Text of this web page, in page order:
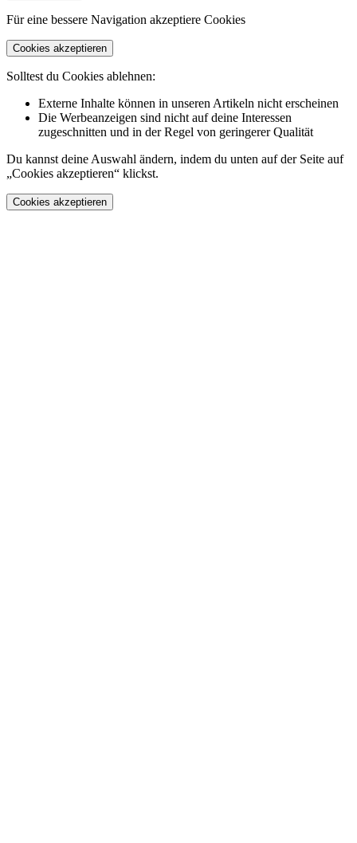
Für eine bessere Navigation akzeptiere Cookies
Cookies akzeptieren
Solltest du Cookies ablehnen:
Externe Inhalte können in unseren Artikeln nicht erscheinen
Die Werbeanzeigen sind nicht auf deine Interessen
zugeschnitten und in der Regel von geringerer Qualität
Du kannst deine Auswahl ändern, indem du unten auf der Seite auf
„Cookies akzeptieren“ klickst.
Cookies akzeptieren